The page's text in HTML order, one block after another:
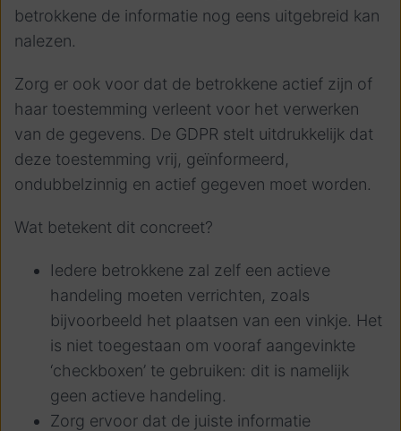
betrokkene de informatie nog eens uitgebreid kan
nalezen.
Zorg er ook voor dat de betrokkene actief zijn of
haar toestemming verleent voor het verwerken
van de gegevens. De GDPR stelt uitdrukkelijk dat
deze toestemming vrij, geïnformeerd,
ondubbelzinnig en actief gegeven moet worden.
Wat betekent dit concreet?
Iedere betrokkene zal zelf een actieve
handeling moeten verrichten, zoals
bijvoorbeeld het plaatsen van een vinkje. Het
is niet toegestaan om vooraf aangevinkte
‘checkboxen’ te gebruiken: dit is namelijk
geen actieve handeling.
Zorg ervoor dat de juiste informatie